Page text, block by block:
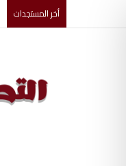
أخر المستجدات